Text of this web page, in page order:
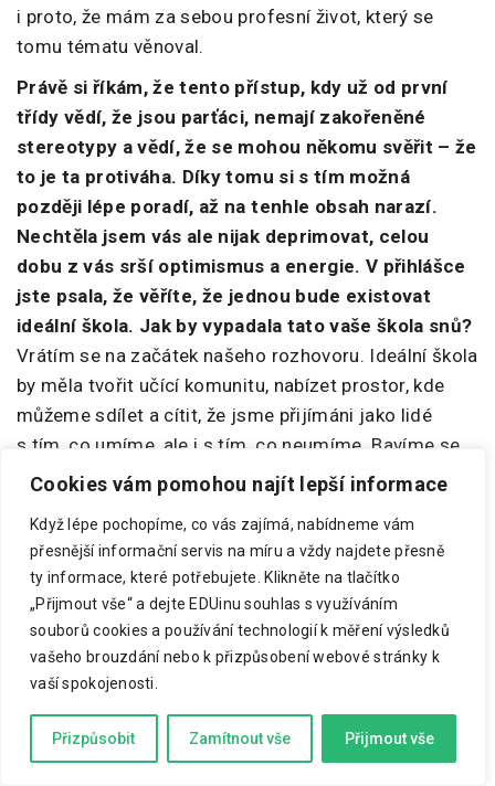
Cookies vám pomohou najít lepší informace
Když lépe pochopíme, co vás zajímá, nabídneme vám
přesnější informační servis na míru a vždy najdete přesně
ty informace, které potřebujete.
Klikněte na tlačítko
„Přijmout vše“ a dejte EDUinu souhlas s využíváním
souborů cookies a používání technologií k měření výsledků
vašeho brouzdání nebo k přizpůsobení webové stránky k
vaší spokojenosti.
Přizpůsobit Zamítnout vše Přijmout vše
i proto, že mám za sebou profesní život, který se
tomu tématu věnoval.
Právě si říkám, že tento přístup, kdy už od první
třídy vědí, že jsou parťáci, nemají zakořeněné
stereotypy a vědí, že se mohou někomu svěřit – že
to je ta protiváha. Díky tomu si s tím možná
později lépe poradí, až na tenhle obsah narazí.
Nechtěla jsem vás ale nijak deprimovat, celou
dobu z vás srší optimismus a energie. V přihlášce
jste psala, že věříte, že jednou bude existovat
ideální škola. Jak by vypadala tato vaše škola snů?
Vrátím se na začátek našeho rozhovoru. Ideální škola
by měla tvořit učící komunitu, nabízet prostor, kde
můžeme sdílet a cítit, že jsme přijímáni jako lidé
s tím, co umíme, ale i s tím, co neumíme. Bavíme se
často o tom, co dětem jde a nejde, proč jim něco
v tom hrajeme také roli a měli bychom cítit
zodpovědnost za to, že se rozvíjí i naše učitelská
komunita.
Stejně jako řešíme zodpovědnost dětí za to, jestli se
rozvíjejí, tak bychom měli víc mluvit o tom, jak děti
podporovat, aby během svého učení efektivně
můžeme spolupracovat na tom, aby spolupracovaly